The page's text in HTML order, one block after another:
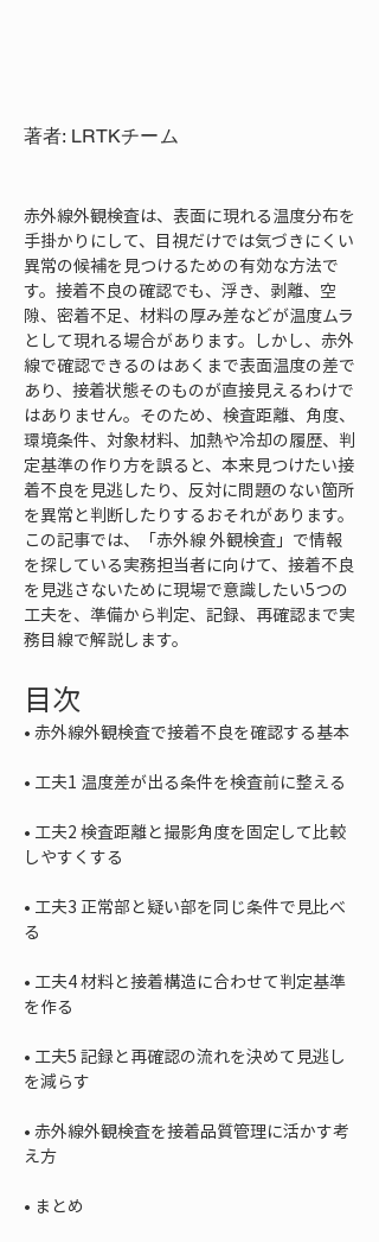
著者: LRTKチーム
赤外線外観検査は、表面に現れる温度分布を
手掛かりにして、目視だけでは気づきにくい
異常の候補を見つけるための有効な方法で
す。接着不良の確認でも、浮き、剥離、空
隙、密着不足、材料の厚み差などが温度ムラ
として現れる場合があります。しかし、赤外
線で確認できるのはあくまで表面温度の差で
あり、接着状態そのものが直接見えるわけで
はありません。そのため、検査距離、角度、
環境条件、対象材料、加熱や冷却の履歴、判
定基準の作り方を誤ると、本来見つけたい接
着不良を見逃したり、反対に問題のない箇所
を異常と判断したりするおそれがあります。
この記事では、「赤外線 外観検査」で情報
を探している実務担当者に向けて、接着不良
を見逃さないために現場で意識したい5つの
工夫を、準備から判定、記録、再確認まで実
務目線で解説します。
目次
•
•
• 工夫2 検査距離と撮影角度を固定して比較
• 工夫3 正常部と疑い部を同じ条件で見比べ
• 工夫4 材料と接着構造に合わせて判定基準
• 工夫5 記録と再確認の流れを決めて見逃し
• 赤外線外観検査を接着品質管理に活かす考
• まとめ